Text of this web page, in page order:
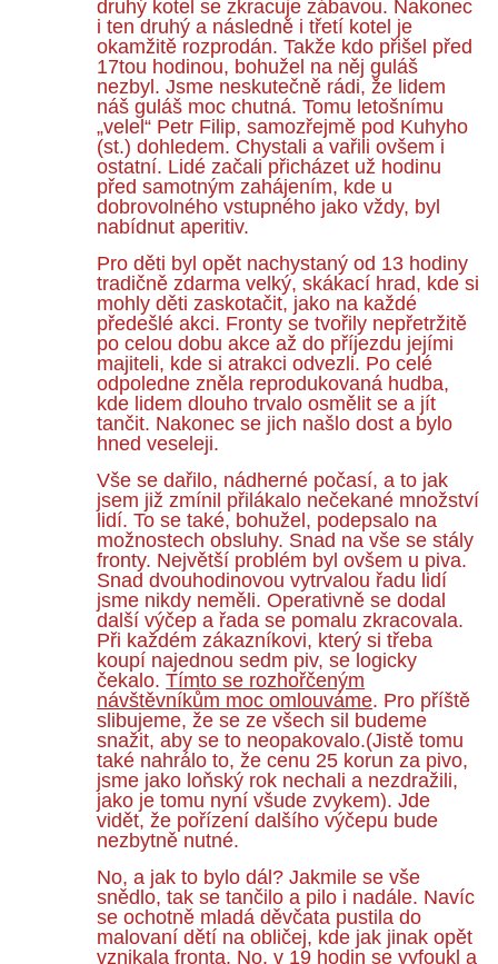
druhý kotel se zkracuje zábavou. Nakonec
i ten druhý a následně i třetí kotel je
okamžitě rozprodán. Takže kdo přišel před
17tou hodinou, bohužel na něj guláš
nezbyl. Jsme neskutečně rádi, že lidem
náš guláš moc chutná. Tomu letošnímu
„velel“ Petr Filip, samozřejmě pod Kuhyho
(st.) dohledem. Chystali a vařili ovšem i
ostatní. Lidé začali přicházet už hodinu
před samotným zahájením, kde u
dobrovolného vstupného jako vždy, byl
nabídnut aperitiv.
Pro děti byl opět nachystaný od 13 hodiny
tradičně zdarma velký, skákací hrad, kde si
mohly děti zaskotačit, jako na každé
předešlé akci. Fronty se tvořily nepřetržitě
po celou dobu akce až do příjezdu jejími
majiteli, kde si atrakci odvezli. Po celé
odpoledne zněla reprodukovaná hudba,
kde lidem dlouho trvalo osmělit se a jít
tančit. Nakonec se jich našlo dost a bylo
hned veseleji.
Vše se dařilo, nádherné počasí, a to jak
jsem již zmínil přilákalo nečekané množství
lidí. To se také, bohužel, podepsalo na
možnostech obsluhy. Snad na vše se stály
fronty. Největší problém byl ovšem u piva.
Snad dvouhodinovou vytrvalou řadu lidí
jsme nikdy neměli. Operativně se dodal
další výčep a řada se pomalu zkracovala.
Při každém zákazníkovi, který si třeba
koupí najednou sedm piv, se logicky
čekalo.Tímto se rozhořčeným
návštěvníkům moc omlouváme. Pro příště
slibujeme, že se ze všech sil budeme
snažit, aby se to neopakovalo.(Jistě tomu
také nahrálo to, že cenu 25 korun za pivo,
jsme jako loňský rok nechali a nezdražili,
jako je tomu nyní všude zvykem). Jde
vidět, že pořízení dalšího výčepu bude
nezbytně nutné.
No, a jak to bylo dál? Jakmile se vše
snědlo, tak se tančilo a pilo i nadále. Navíc
se ochotně mladá děvčata pustila do
malovaní dětí na obličej, kde jak jinak opět
vznikala fronta. No, v 19 hodin se vyfoukl a